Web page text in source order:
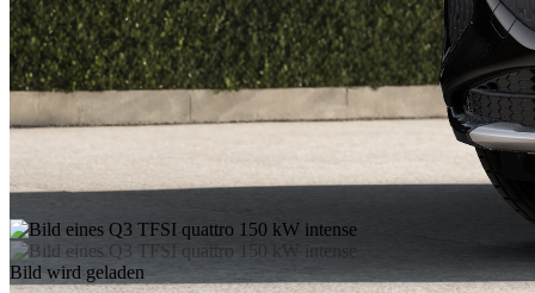
Bild wird geladen